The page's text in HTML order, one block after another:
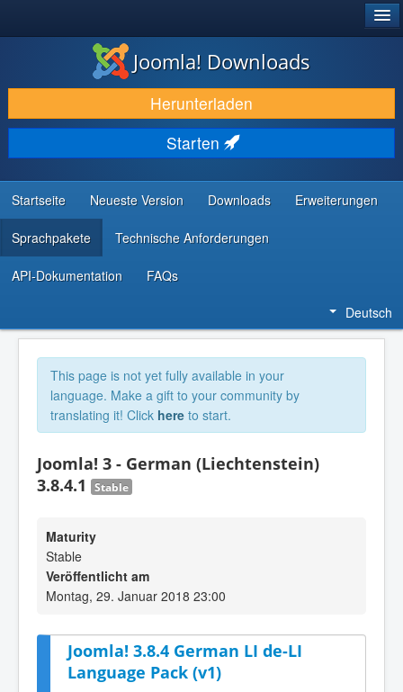
DOWNLOAD & ERWEITERN
ENTDECKEN & LERNEN
COMMUNITY & SUPPORT
RESSOURCEN FÜR ENTWICKLER
Joomla! Downloads
Herunterladen
Starten
Startseite Neueste Version Downloads Erweiterungen
Sprachpakete Technische Anforderungen
API-Dokumentation FAQs
Deutsch
This page is not yet fully available in your
language. Make a gift to your community by
translating it! Click here to start.
Joomla! 3 - German (Liechtenstein)
3.8.4.1
Stable
Maturity
Stable
Veröffentlicht am
Montag, 29. Januar 2018 23:00
Joomla! 3.8.4 German LI de-LI
Language Pack (v1)